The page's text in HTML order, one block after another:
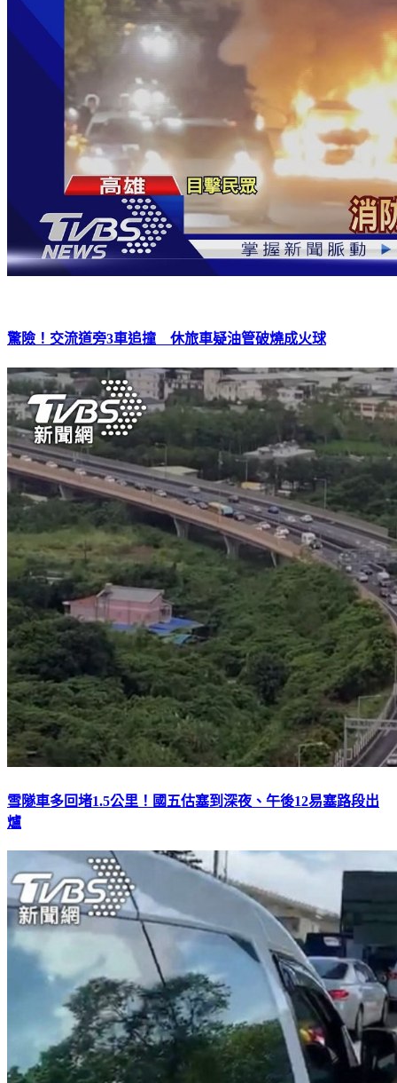
驚險！交流道旁3車追撞 休旅車疑油管破燒成火球
雪隧車多回堵1.5公里！國五估塞到深夜、午後12易塞路段出
爐